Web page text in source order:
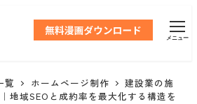
メニュー
覧 ホームページ制作
建設業の施
地域SEOと成約率を最大化する構造を